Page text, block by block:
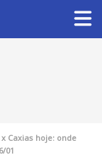
Caxias hoje: onde
01